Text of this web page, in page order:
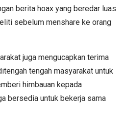
berita hoax yang beredar luas
sebelum menshare ke orang
juga mengucapkan terima
tengah masyarakat untuk
himbauan kepada
bersedia untuk bekerja sama